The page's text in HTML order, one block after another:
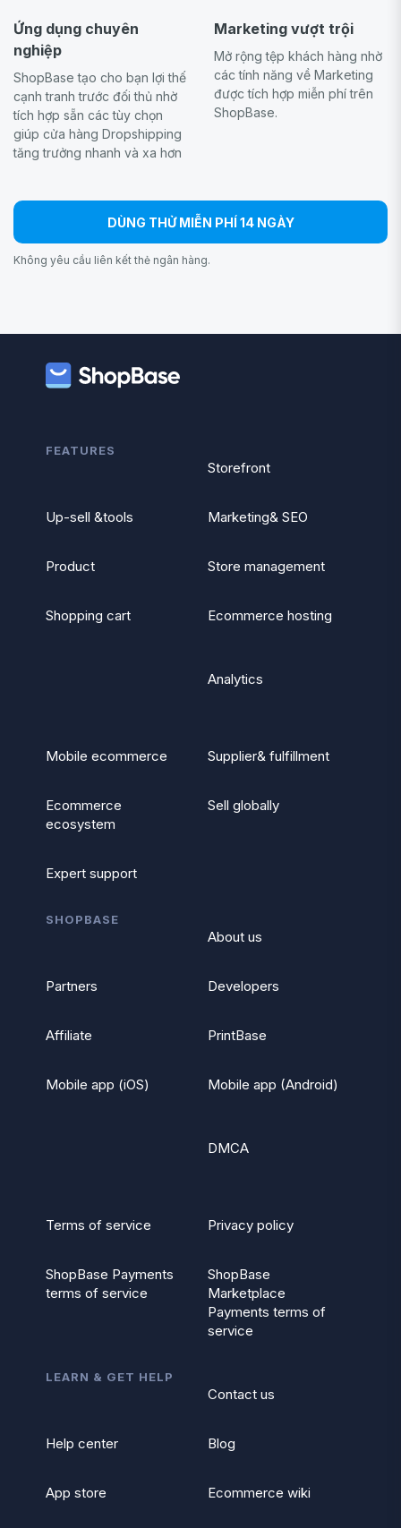
Ứng dụng chuyên
nghiệp
ShopBase tạo cho bạn lợi thế
cạnh tranh trước đối thủ nhờ
tích hợp sẵn các tùy chọn
giúp cửa hàng Dropshipping
tăng trưởng nhanh và xa hơn
Marketing vượt trội
Mở rộng tệp khách hàng nhờ
các tính năng về Marketing
được tích hợp miễn phí trên
ShopBase.
DÙNG THỬ MIỄN PHÍ 14 NGÀY
Không yêu cầu liên kết thẻ ngân hàng.
FEATURES
Storefront
Up-sell &tools Marketing& SEO
Product Store management
Shopping cart Ecommerce hosting
Analytics
Mobile ecommerce Supplier& fulfillment
Ecommerce
ecosystem
Sell globally
Expert support
SHOPBASE
About us
Partners Developers
Affiliate PrintBase
Mobile app (iOS) Mobile app (Android)
DMCA
Terms of service Privacy policy
ShopBase Payments
terms of service
ShopBase
Marketplace
Payments terms of
service
LEARN & GET HELP
Contact us
Help center Blog
App store Ecommerce wiki